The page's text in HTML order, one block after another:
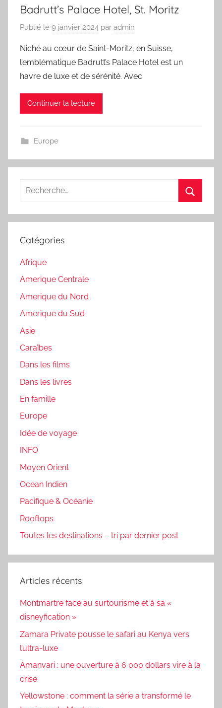
Badrutt’s Palace Hotel, St. Moritz
Publié le 9 janvier 2024 par admin
Niché au cœur de Saint-Moritz, en Suisse,
l’emblématique Badrutt’s Palace Hotel est un
havre de luxe et de sérénité. Avec
Continuer la lecture
Europe
Recherche
:
Catégories
Afrique
Amerique Centrale
Amerique du Nord
Amerique du Sud
Asie
Caraïbes
Dans les films
Dans les livres
En famille
Europe
Idée de voyage
INFO
Moyen Orient
Ocean Indien
Pacifique & Océanie
Rooftops
Toutes les destinations – tri par dernier post
Articles récents
Montmartre face au surtourisme et à sa «
disneyfication »
Zamara Private pousse le safari au Kenya vers
l’ultra-luxe
Amanvari : une ouverture à 6 000 dollars vire à la
crise
Yellowstone : comment la série a transformé le